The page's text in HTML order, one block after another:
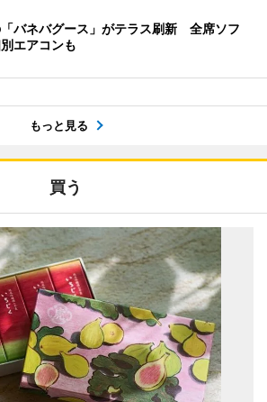
バネバグース」がテラス刷新 全席ソフ
エアコンも
もっと見る
買う